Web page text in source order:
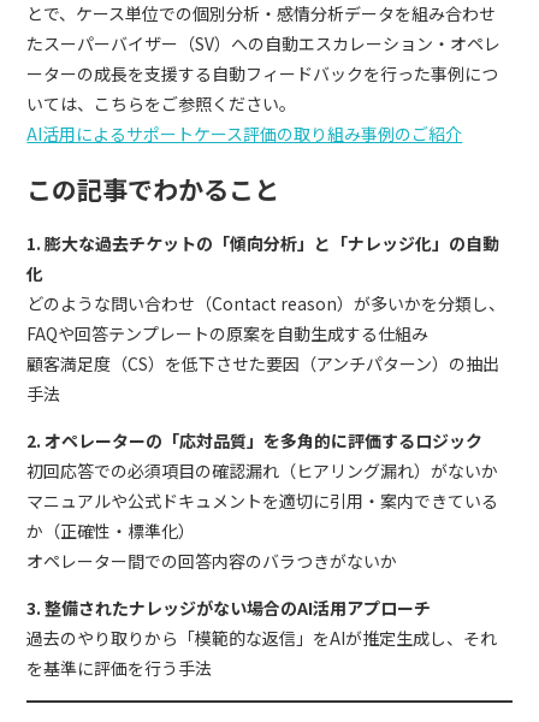
とで、ケース単位での個別分析・感情分析データを組み合わせ
たスーパーバイザー（SV）への自動エスカレーション・オペレ
ーターの成長を支援する自動フィードバックを行った事例につ
いては、こちらをご参照ください。
AI活用によるサポートケース評価の取り組み事例のご紹介
この記事でわかること
1. 膨大な過去チケットの「傾向分析」と「ナレッジ化」の自動
化
どのような問い合わせ（Contact reason）が多いかを分類し、
FAQや回答テンプレートの原案を自動生成する仕組み
顧客満足度（CS）を低下させた要因（アンチパターン）の抽出
手法
2. オペレーターの「応対品質」を多角的に評価するロジック
初回応答での必須項目の確認漏れ（ヒアリング漏れ）がないか
マニュアルや公式ドキュメントを適切に引用・案内できている
か（正確性・標準化）
オペレーター間での回答内容のバラつきがないか
3. 整備されたナレッジがない場合のAI活用アプローチ
過去のやり取りから「模範的な返信」をAIが推定生成し、それ
を基準に評価を行う手法